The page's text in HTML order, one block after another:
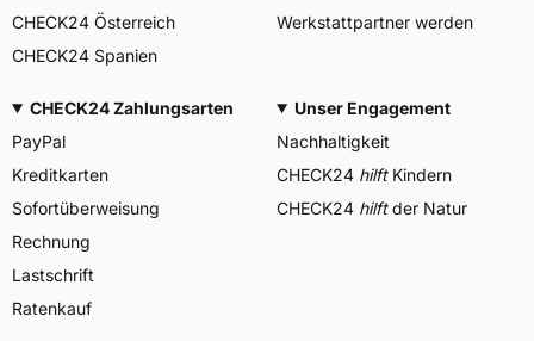
CHECK24 Österreich
CHECK24 Spanien
Werkstattpartner werden
CHECK24 Zahlungsarten
PayPal
Kreditkarten
Sofortüberweisung
Rechnung
Lastschrift
Ratenkauf
Unser Engagement
Nachhaltigkeit
CHECK24 hilftKindern
CHECK24 hilftder Natur